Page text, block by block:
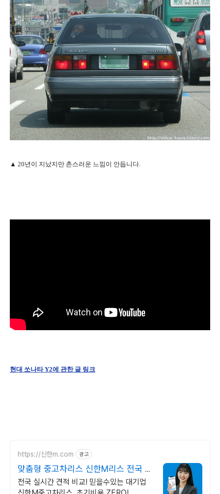
▲ 20년이 지났지만 촌스러운 느낌이 안듭니다.
현대 쏘나타 Y2에 관한 글 링크
https://신한m.com 광고
맞춤형 중고차리스 신한M리스 전국 중
고차리스 실시간 견적
전국 실시간 견적 비교! 믿을수있는 대기업